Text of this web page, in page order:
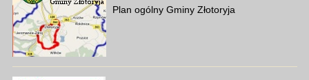
Plan ogólny Gminy Złotoryja